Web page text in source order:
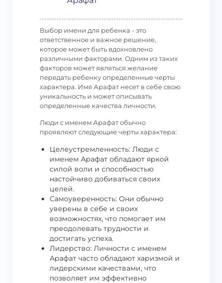
Выбор имени для ребенка - это
ответственное и важное решение,
которое может быть вдохновлено
различными факторами. Одним из таких
факторов может являться желание
передать ребенку определенные черты
характера. Имя Арафат несет в себе свою
уникальность и может описывать
определенные качества личности.
Люди с именем Арафат обычно
проявляют следующие черты характера:
Целеустремленность: Люди с
именем Арафат обладают яркой
силой воли и способностью
настойчиво добиваться своих
целей.
Самоуверенность: Они обычно
уверены в себе и своих
возможностях, что помогает им
преодолевать трудности и
достигать успеха.
Лидерство: Личности с именем
Арафат часто обладают харизмой и
лидерскими качествами, что
позволяет им эффективно